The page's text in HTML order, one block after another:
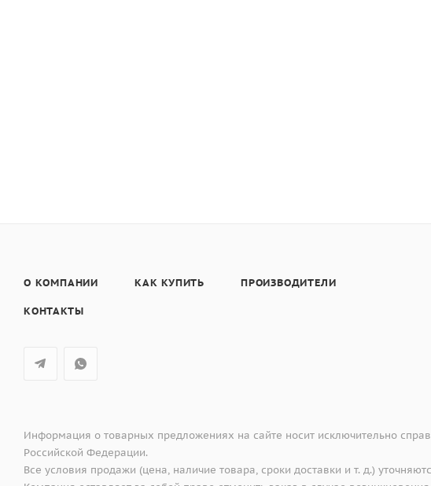
О КОМПАНИИ КАК КУПИТЬ ПРОИЗВОДИТЕЛИ
КОНТАКТЫ
Информация о товарных предложениях на сайте носит исключительно
Российской Федерации.
Все условия продажи (цена, наличие товара, сроки доставки и т. д.)